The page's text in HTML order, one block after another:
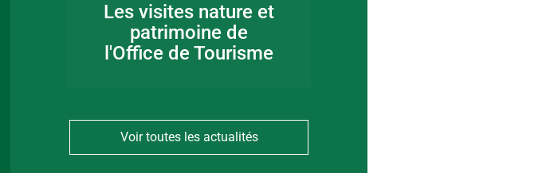
Les visites nature et
patrimoine de
l'Office de Tourisme
Voir toutes les actualités